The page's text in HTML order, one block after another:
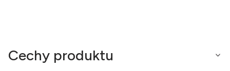
Cechy produktu